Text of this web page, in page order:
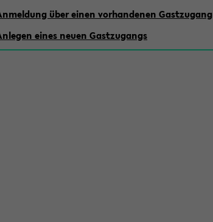
über einen vorhandenen Gastzugang
eines neuen Gastzugangs